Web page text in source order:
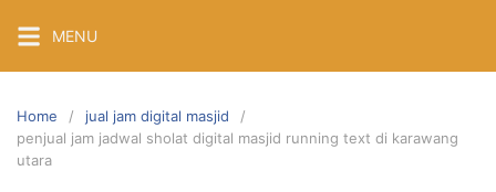
content
MENU
Home
jual jam digital masjid
penjual jam jadwal sholat digital masjid running text di karawang
utara